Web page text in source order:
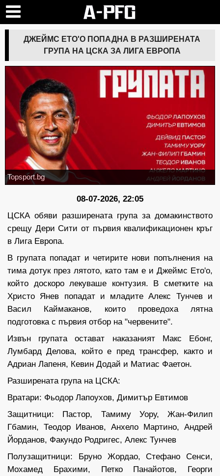
ДЖЕЙМС ЕТО'О ПОПАДНА В РАЗШИРЕНАТА
ГРУПА НА ЦСКА ЗА ЛИГА ЕВРОПА
Topsport.bg
08-07-2026, 22:05
ЦСКА обяви разширената група за домакинството
срещу Дери Сити от първия квалификационен кръг
в Лига Европа.
В групата попадат и четирите нови попълнения на
тима дотук през лятото, като там е и Джеймс Ето'о,
който доскоро лекуваше контузия. В сметките на
Христо Янев попадат и младите Алекс Тунчев и
Васил Каймаканов, които проведоха лятна
подготовка с първия отбор на "червените".
Извън групата остават наказаният Макс Ебонг,
Лумбард Делова, който е пред трансфер, както и
Адриан Лапеня, Кевин Додай и Матиас Фаетон.
Разширената група на ЦСКА:
Вратари: Фьодор Лапоухов, Димитър Евтимов
Защитници: Пастор, Тамиму Уору, Жан-Филип
Гбамин, Теодор Иванов, Анхело Мартино, Андрей
Йорданов, Факундо Родригес, Алекс Тунчев
Полузащитници: Бруно Жордао, Стефано Сенси,
Мохамед Брахими, Петко Панайотов, Георги